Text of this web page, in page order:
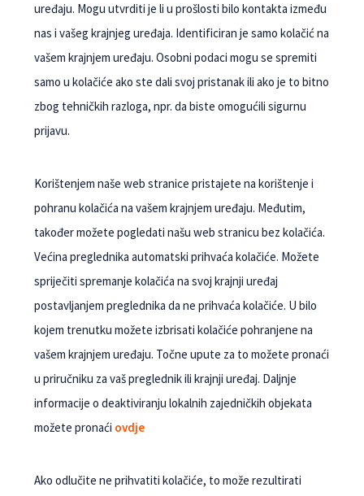
uređaju. Mogu utvrditi je li u prošlosti bilo kontakta između
nas i vašeg krajnjeg uređaja. Identificiran je samo kolačić na
vašem krajnjem uređaju. Osobni podaci mogu se spremiti
samo u kolačiće ako ste dali svoj pristanak ili ako je to bitno
zbog tehničkih razloga, npr. da biste omogućili sigurnu
prijavu.
Korištenjem naše web stranice pristajete na korištenje i
pohranu kolačića na vašem krajnjem uređaju. Međutim,
također možete pogledati našu web stranicu bez kolačića.
Većina preglednika automatski prihvaća kolačiće. Možete
spriječiti spremanje kolačića na svoj krajnji uređaj
postavljanjem preglednika da ne prihvaća kolačiće. U bilo
kojem trenutku možete izbrisati kolačiće pohranjene na
vašem krajnjem uređaju. Točne upute za to možete pronaći
u priručniku za vaš preglednik ili krajnji uređaj. Daljnje
informacije o deaktiviranju lokalnih zajedničkih objekata
možete pronaći ovdje
Ako odlučite ne prihvatiti kolačiće, to može rezultirati